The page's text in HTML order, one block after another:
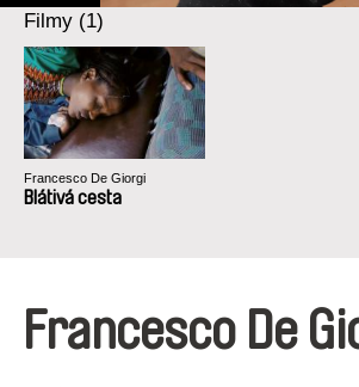
Filmy (1)
Francesco De Giorgi
Blátivá cesta
Francesco De